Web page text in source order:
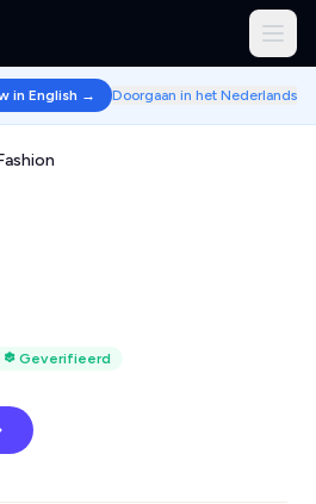
in English → Doorgaan in het Nederlands
Geverifieerd